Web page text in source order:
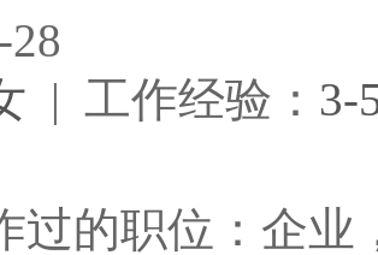
28
| 工作经验： 3-
过的职位：企业